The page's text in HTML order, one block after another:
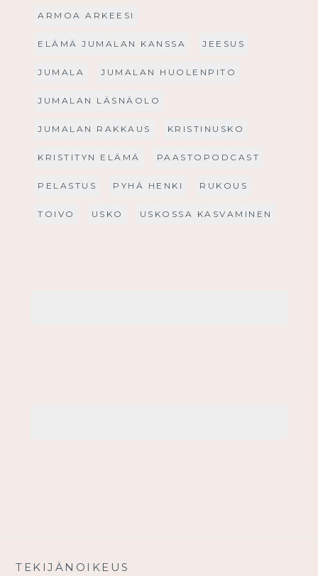
ARMOA ARKEESI
ELÄMÄ JUMALAN KANSSA JEESUS
JUMALA JUMALAN HUOLENPITO
JUMALAN LÄSNÄOLO
JUMALAN RAKKAUS KRISTINUSKO
KRISTITYN ELÄMÄ PAASTOPODCAST
PELASTUS PYHÄ HENKI RUKOUS
TOIVO USKO USKOSSA KASVAMINEN
TEKIJÄNOIKEUS